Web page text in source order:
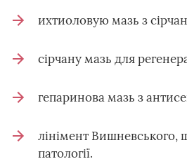
ихтиоловую мазь з
сірчану мазь для
гепаринова мазь з
лінімент Вишневського,
патології.